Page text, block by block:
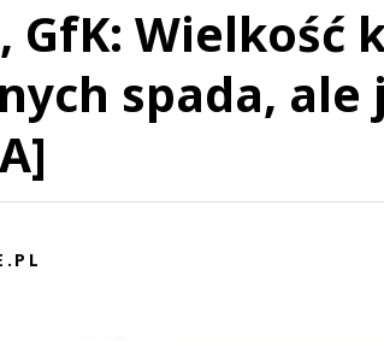
GfK: Wielkość
spada, ale